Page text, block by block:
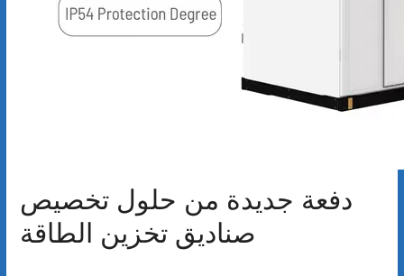
دفعة جديدة من حلول تخصيص
صناديق تخزين الطاقة